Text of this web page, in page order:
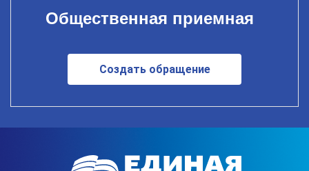
Общественная приемная
Создать обращение